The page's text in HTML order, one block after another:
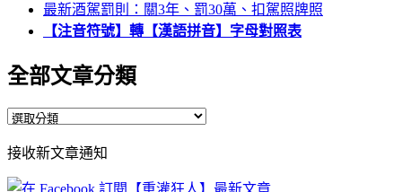
最新酒駕罰則：關3年、罰30萬、扣駕照牌照
【注音符號】轉【漢語拼音】字母對照表
全部文章分類
全
文
章
接收新文章通知